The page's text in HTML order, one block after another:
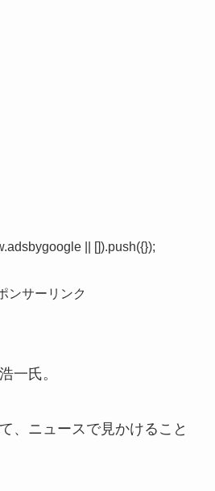
|| []).push({});
ンサーリンク
一氏。
、ニュースで見かけること